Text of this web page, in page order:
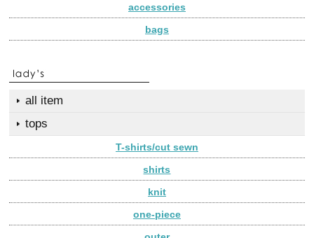
accessories
bags
all item
tops
T-shirts/cut sewn
shirts
knit
one-piece